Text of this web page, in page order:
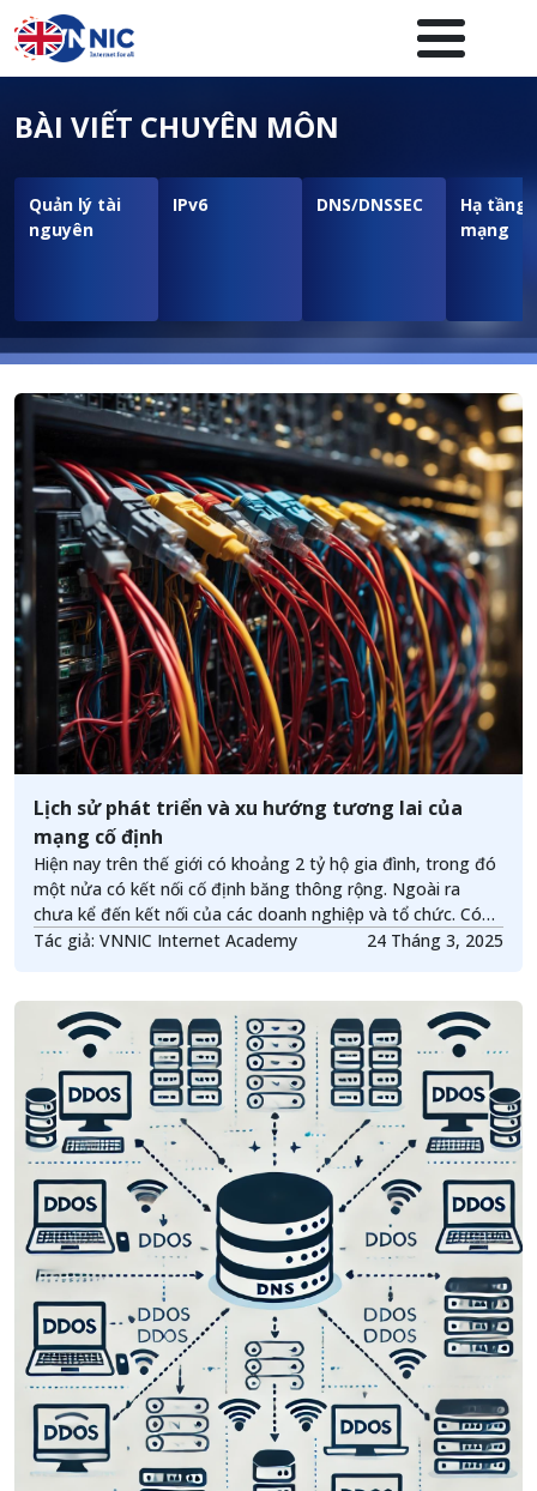
Nhảy đến nội dung
Menuheader của website
BÀI VIẾT CHUYÊN MÔN
Quản lý tài
nguyên
IPv6 DNS/DNSSEC
Hạ tầng
mạng
Lịch sử phát triển và xu hướng tương lai của
mạng cố định
Hiện nay trên thế giới có khoảng 2 tỷ hộ gia đình, trong đó
một nửa có kết nối cố định băng thông rộng. Ngoài ra
chưa kể đến kết nối của các doanh nghiệp và tổ chức. Có
thể nói mạng cố định đóng vai trò rất quan trọng trong
Tác giả: VNNIC Internet Academy 24 Tháng 3, 2025